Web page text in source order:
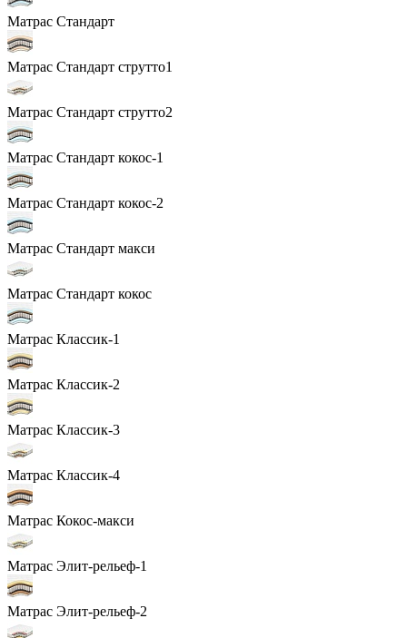
Матрас Стандарт
Матрас Стандарт струтто1
Матрас Стандарт струтто2
Матрас Стандарт кокос-1
Матрас Стандарт кокос-2
Матрас Стандарт макси
Матрас Стандарт кокос
Матрас Классик-1
Матрас Классик-2
Матрас Классик-3
Матрас Классик-4
Матрас Кокос-макси
Матрас Элит-рельеф-1
Матрас Элит-рельеф-2